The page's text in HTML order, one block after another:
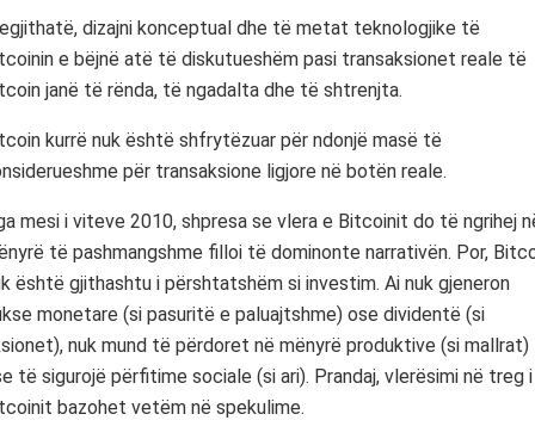
dizajni konceptual dhe të metat teknologjike të
e bëjnë atë të diskutueshëm pasi transaksionet reale të
janë të rënda, të ngadalta dhe të shtrenjta.
kurrë nuk është shfrytëzuar për ndonjë masë të
për transaksione ligjore në botën reale.
mesi i viteve 2010, shpresa se vlera e Bitcoinit do të ngrihej
të pashmangshme filloi të dominonte narrativën. Por,
është gjithashtu i përshtatshëm si investim. Ai nuk gjeneron
monetare (si pasuritë e paluajtshme) ose dividentë (si
nuk mund të përdoret në mënyrë produktive (si mallrat)
të sigurojë përfitime sociale (si ari). Prandaj, vlerësimi në treg i
bazohet vetëm në spekulime.